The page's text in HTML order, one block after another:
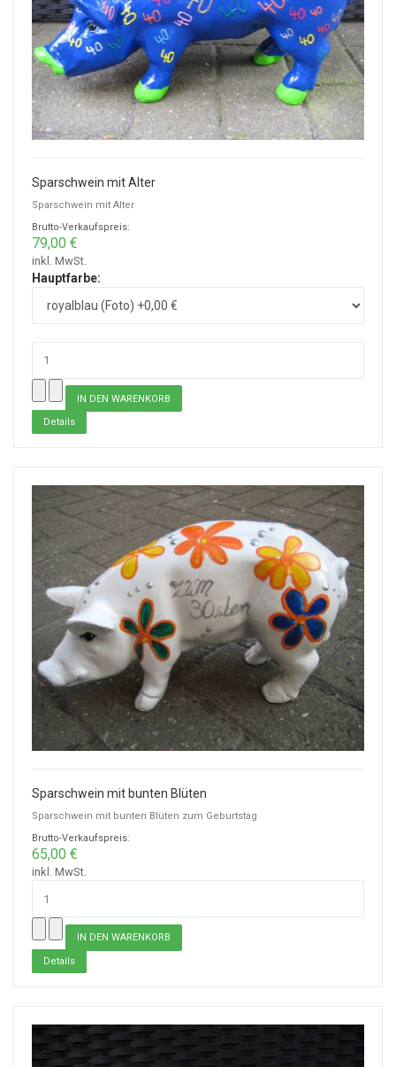
Sparschwein mit Alter
Sparschwein mit Alter
Brutto-Verkaufspreis:
79,00 €
inkl. MwSt.
Hauptfarbe:
Details
Sparschwein mit bunten Blüten
Sparschwein mit bunten Blüten zum Geburtstag
Brutto-Verkaufspreis:
65,00 €
inkl. MwSt.
Details